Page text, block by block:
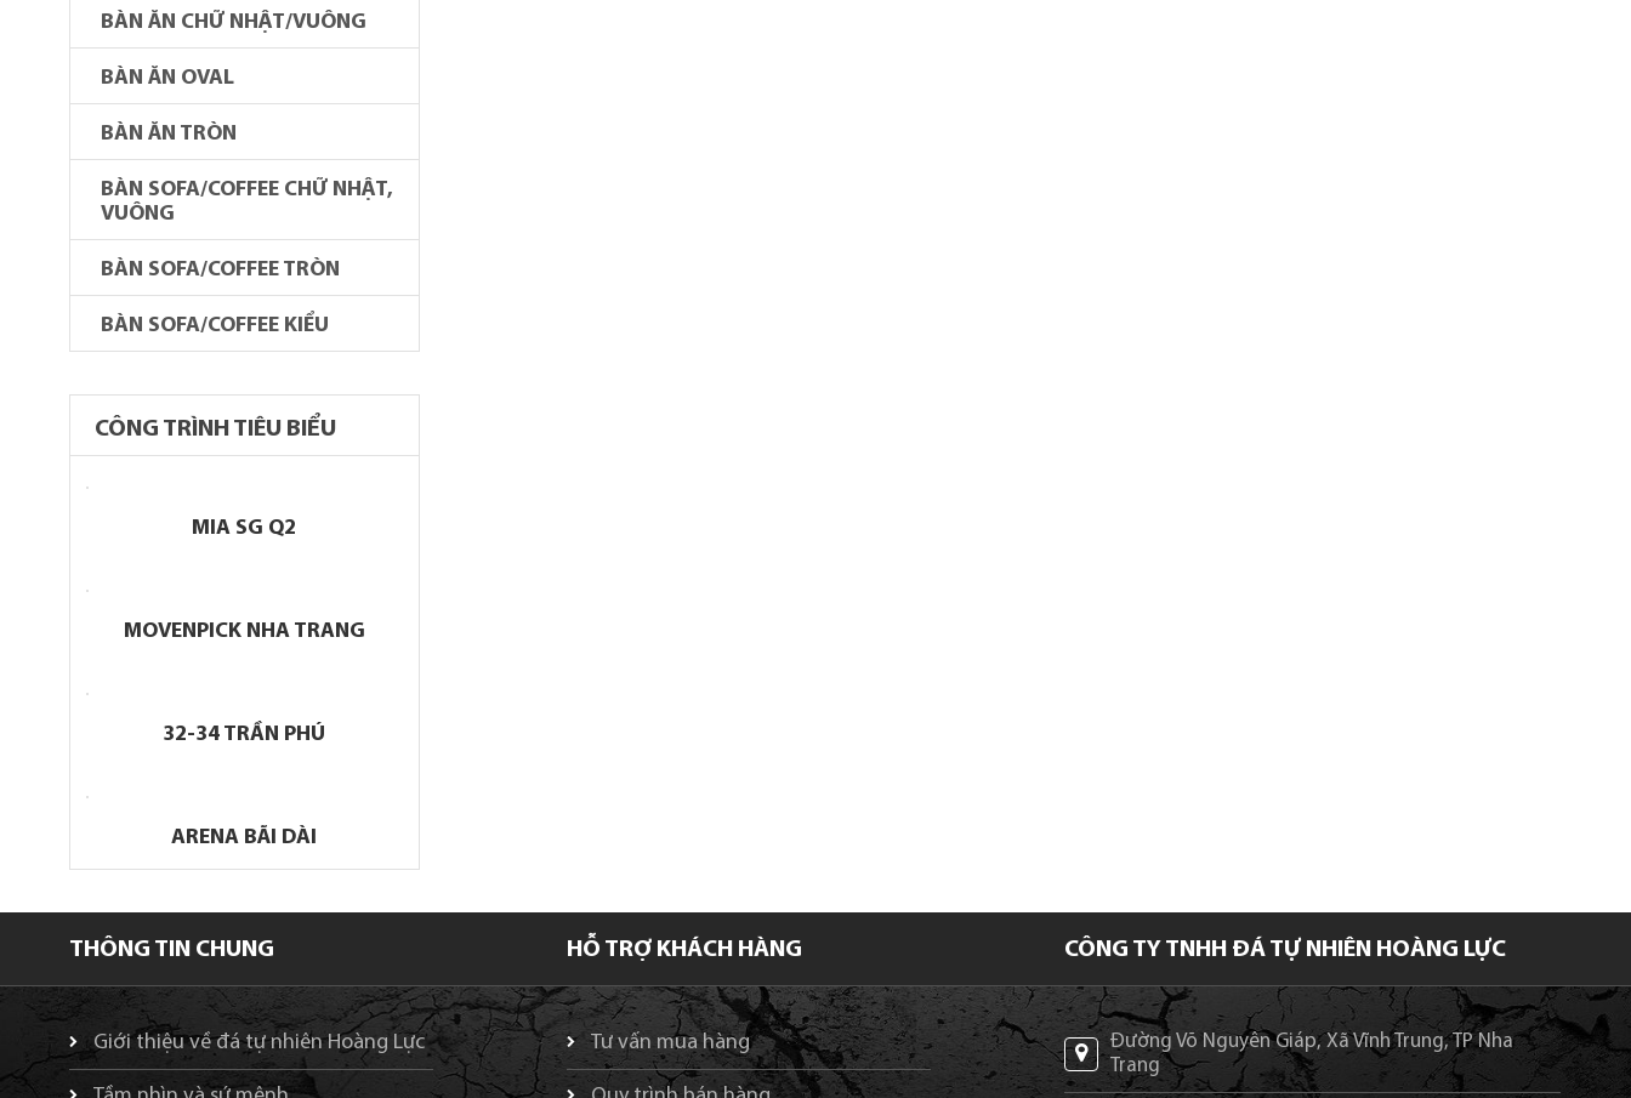
BÀN ĂN CHỮ NHẬT/VUÔNG
BÀN ĂN OVAL
BÀN ĂN TRÒN
BÀN SOFA/COFFEE CHỮ NHẬT,
VUÔNG
BÀN SOFA/COFFEE TRÒN
BÀN SOFA/COFFEE KIỂU
CÔNG TRÌNH TIÊU BIỂU
MIA SG Q2
MOVENPICK NHA TRANG
32-34 TRẦN PHÚ
ARENA BÃI DÀI
THÔNG TIN CHUNG
Giới thiệu về đá tự nhiên Hoàng Lực
HỖ TRỢ KHÁCH HÀNG
Tư vấn mua hàng
CÔNG TY TNHH ĐÁ TỰ NHIÊN HOÀNG LỰC
Đường Võ Nguyên Giáp, Xã Vĩnh Trung, TP Nha
Trang